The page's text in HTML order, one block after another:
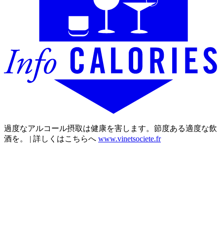
過度なアルコール摂取は健康を害します。節度ある適度な飲
酒を。 | 詳しくはこちらへ www.vinetsociete.fr